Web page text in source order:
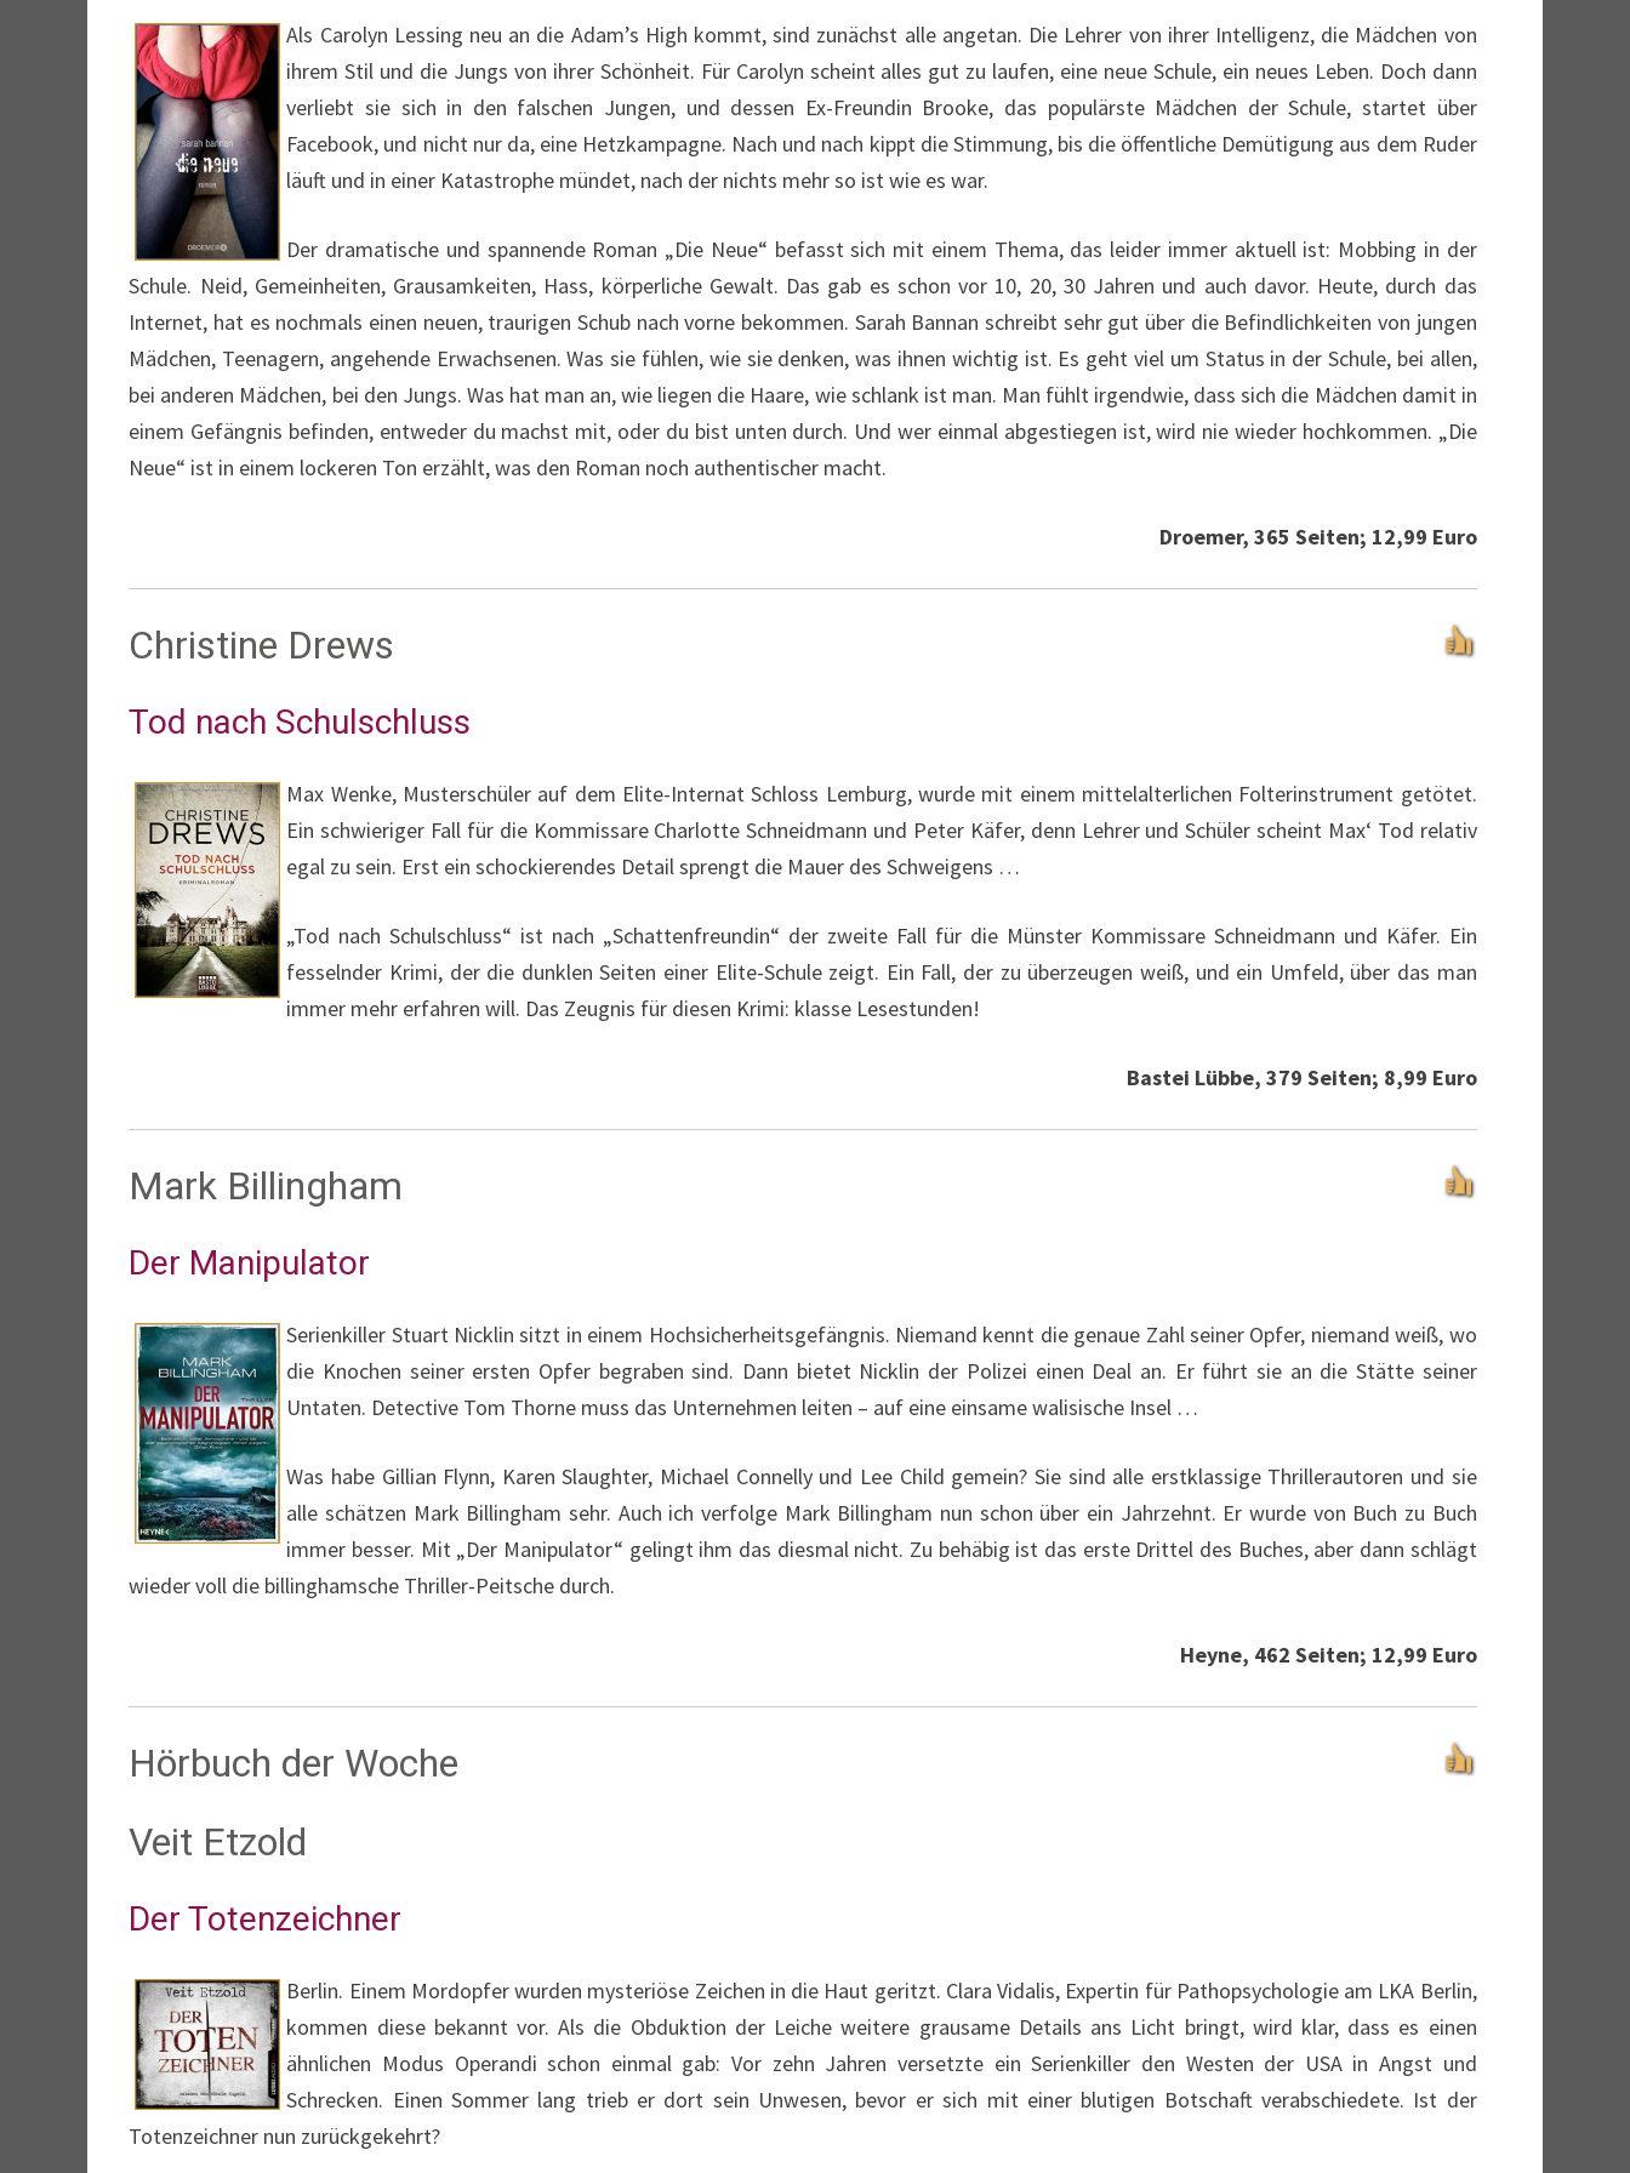
Als Carolyn Lessing neu an die Adam’s High kommt, sind zunächst alle angetan. Die Lehrer von ihrer Intelligenz, die Mädchen von
ihrem Stil und die Jungs von ihrer Schönheit. Für Carolyn scheint alles gut zu laufen, eine neue Schule, ein neues Leben. Doch dann
verliebt sie sich in den falschen Jungen, und dessen Ex-Freundin Brooke, das populärste Mädchen der Schule, startet über
Facebook, und nicht nur da, eine Hetzkampagne. Nach und nach kippt die Stimmung, bis die öffentliche Demütigung aus dem Ruder
läuft und in einer Katastrophe mündet, nach der nichts mehr so ist wie es war.
Der dramatische und spannende Roman „Die Neue“ befasst sich mit einem Thema, das leider immer aktuell ist: Mobbing in der
Schule. Neid, Gemeinheiten, Grausamkeiten, Hass, körperliche Gewalt. Das gab es schon vor 10, 20, 30 Jahren und auch davor. Heute, durch das
Internet, hat es nochmals einen neuen, traurigen Schub nach vorne bekommen. Sarah Bannan schreibt sehr gut über die Befindlichkeiten von jungen
Mädchen, Teenagern, angehende Erwachsenen. Was sie fühlen, wie sie denken, was ihnen wichtig ist. Es geht viel um Status in der Schule, bei allen,
bei anderen Mädchen, bei den Jungs. Was hat man an, wie liegen die Haare, wie schlank ist man. Man fühlt irgendwie, dass sich die Mädchen damit in
einem Gefängnis befinden, entweder du machst mit, oder du bist unten durch. Und wer einmal abgestiegen ist, wird nie wieder hochkommen. „Die
Neue“ ist in einem lockeren Ton erzählt, was den Roman noch authentischer macht.
Droemer, 365 Seiten; 12,99 Euro
Christine Drews
Tod nach Schulschluss
Max Wenke, Musterschüler auf dem Elite-Internat Schloss Lemburg, wurde mit einem mittelalterlichen Folterinstrument getötet.
Ein schwieriger Fall für die Kommissare Charlotte Schneidmann und Peter Käfer, denn Lehrer und Schüler scheint Max‘ Tod relativ
egal zu sein. Erst ein schockierendes Detail sprengt die Mauer des Schweigens …
„Tod nach Schulschluss“ ist nach „Schattenfreundin“ der zweite Fall für die Münster Kommissare Schneidmann und Käfer. Ein
fesselnder Krimi, der die dunklen Seiten einer Elite-Schule zeigt. Ein Fall, der zu überzeugen weiß, und ein Umfeld, über das man
immer mehr erfahren will. Das Zeugnis für diesen Krimi: klasse Lesestunden!
Bastei Lübbe, 379 Seiten; 8,99 Euro
Mark Billingham
Der Manipulator
Serienkiller Stuart Nicklin sitzt in einem Hochsicherheitsgefängnis. Niemand kennt die genaue Zahl seiner Opfer, niemand weiß, wo
die Knochen seiner ersten Opfer begraben sind. Dann bietet Nicklin der Polizei einen Deal an. Er führt sie an die Stätte seiner
Untaten. Detective Tom Thorne muss das Unternehmen leiten – auf eine einsame walisische Insel …
Was habe Gillian Flynn, Karen Slaughter, Michael Connelly und Lee Child gemein? Sie sind alle erstklassige Thrillerautoren und sie
alle schätzen Mark Billingham sehr. Auch ich verfolge Mark Billingham nun schon über ein Jahrzehnt. Er wurde von Buch zu Buch
immer besser. Mit „Der Manipulator“ gelingt ihm das diesmal nicht. Zu behäbig ist das erste Drittel des Buches, aber dann schlägt
wieder voll die billinghamsche Thriller-Peitsche durch.
Heyne, 462 Seiten; 12,99 Euro
Hörbuch der Woche
Veit Etzold
Der Totenzeichner
Berlin. Einem Mordopfer wurden mysteriöse Zeichen in die Haut geritzt. Clara Vidalis, Expertin für Pathopsychologie am LKA Berlin,
kommen diese bekannt vor. Als die Obduktion der Leiche weitere grausame Details ans Licht bringt, wird klar, dass es einen
ähnlichen Modus Operandi schon einmal gab: Vor zehn Jahren versetzte ein Serienkiller den Westen der USA in Angst und
Schrecken. Einen Sommer lang trieb er dort sein Unwesen, bevor er sich mit einer blutigen Botschaft verabschiedete. Ist der
Totenzeichner nun zurückgekehrt?